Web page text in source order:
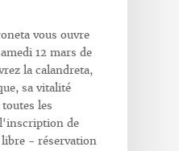
vous ouvre
12 mars de
la calandreta,
sa vitalité
les
de
- réservation